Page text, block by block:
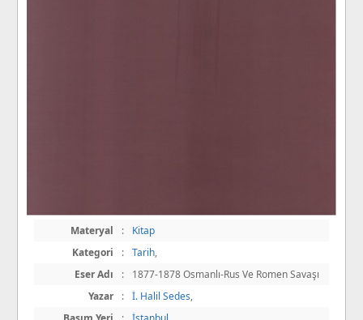
Materyal :
Kitap
Kategori
: Tarih,
Eser Adı
:
1877-1878 Osmanlı-Rus Ve Romen Savaşı
Yazar
: İ. Halil Sedes,